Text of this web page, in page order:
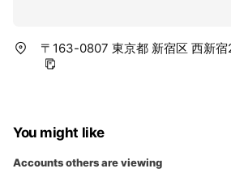
〒163-0807 東京都 新宿区 西新
You might like
Accounts others are viewing